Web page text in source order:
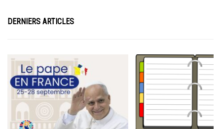
DERNIERS ARTICLES